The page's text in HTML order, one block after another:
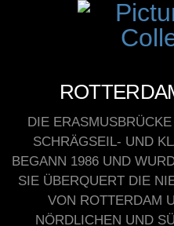
DIE
SCHRÄGSEIL- UND
BEGANN 1986 UND
SIE ÜBERQUERT DIE
VON ROTTERDAM
NÖRDLICHEN UND